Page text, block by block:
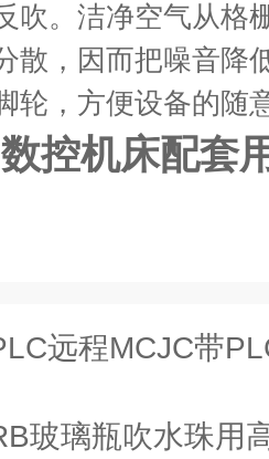
吹。洁净空气从格
散，因而把噪音降
轮，方便设备的随
数控机床配套
远程MCJC带PLC联
玻璃瓶吹水珠用